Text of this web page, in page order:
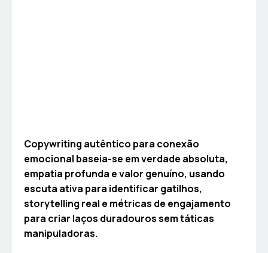
Copywriting autêntico para conexão
emocional baseia-se em verdade absoluta,
empatia profunda e valor genuíno, usando
escuta ativa para identificar gatilhos,
storytelling real e métricas de engajamento
para criar laços duradouros sem táticas
manipuladoras.